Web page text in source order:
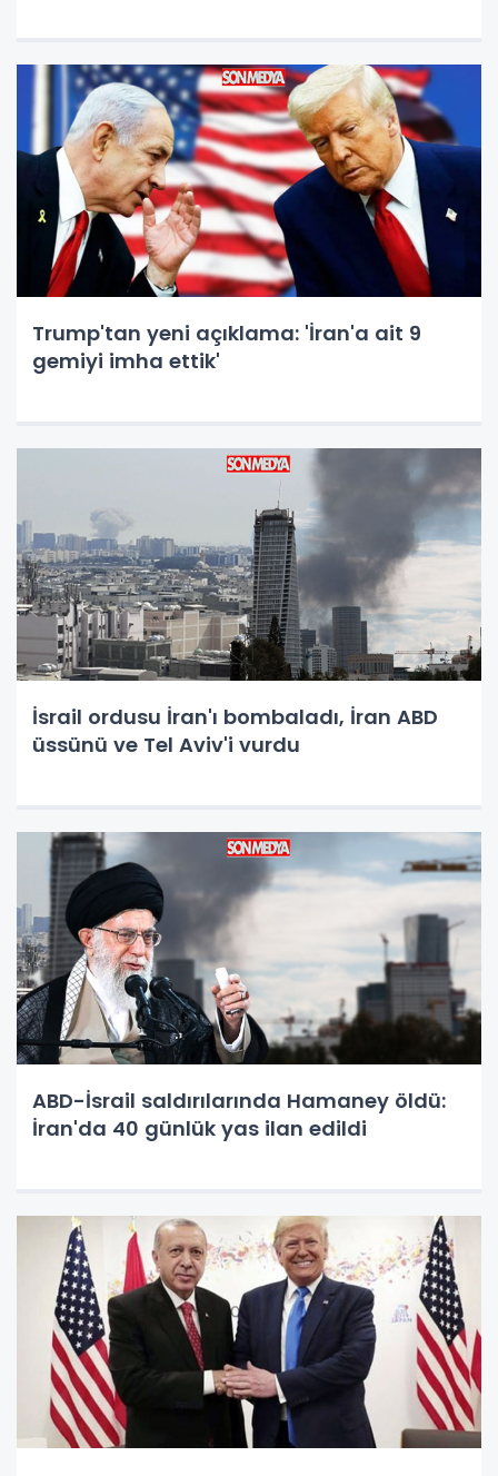
Trump'tan yeni açıklama: 'İran'a ait 9
gemiyi imha ettik'
İsrail ordusu İran'ı bombaladı, İran ABD
üssünü ve Tel Aviv'i vurdu
ABD-İsrail saldırılarında Hamaney öldü:
İran'da 40 günlük yas ilan edildi